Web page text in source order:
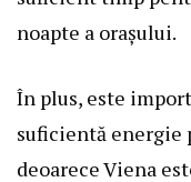
noapte a orașului.
În plus, este
suficientă energie
deoarece Viena